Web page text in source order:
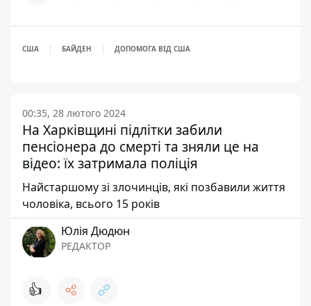
США БАЙДЕН ДОПОМОГА ВІД США
00:35, 28 лютого 2024
На Харківщині підлітки забили
пенсіонера до смерті та зняли це на
відео: їх затримала поліція
Найстаршому зі злочинців, які позбавили життя
чоловіка, всього 15 років
Юлія Дюдюн
РЕДАКТОР
👍